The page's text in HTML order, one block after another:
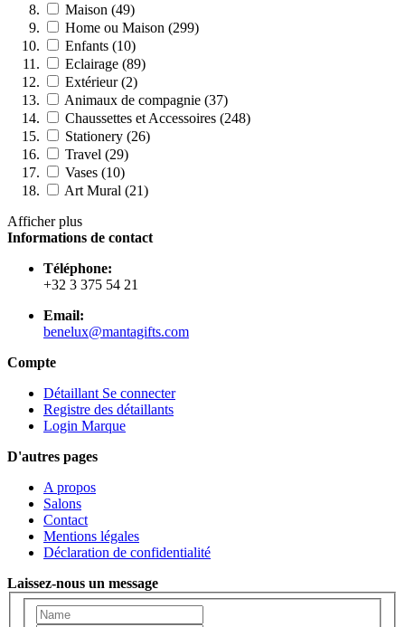
Maison (49)
Home ou Maison (299)
Enfants (10)
Eclairage (89)
Extérieur (2)
Animaux de compagnie (37)
Chaussettes et Accessoires (248)
Stationery (26)
Travel (29)
Vases (10)
Art Mural (21)
Afficher plus
Informations de contact
Téléphone:
+32 3 375 54 21
Email:
benelux@mantagifts.com
Compte
Détaillant Se connecter
Registre des détaillants
Login Marque
D'autres pages
A propos
Salons
Contact
Mentions légales
Déclaration de confidentialité
Laissez-nous un message